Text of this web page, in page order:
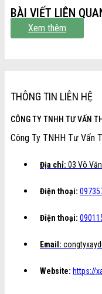
BÀI VIẾT LIÊN
Xem thêm
THÔNG TIN LIÊN HỆ
CÔNG TY TNHH TƯ VẤN
Công Ty TNHH Tư Vấn
Địa chỉ: 03 Võ
Điện thoại:
Điện thoại:
Email:
Website: https://